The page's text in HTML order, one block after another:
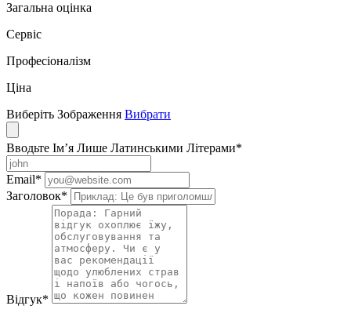
Загальна оцінка
Сервіс
Професіоналізм
Ціна
Виберіть Зображення Вибрати
Вводьте Ім’я Лише Латинськими Літерами*
Email*
Заголовок*
Відгук*